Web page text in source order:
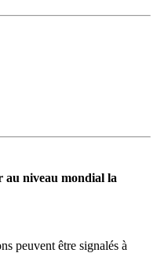
au niveau mondial la
peuvent être signalés à